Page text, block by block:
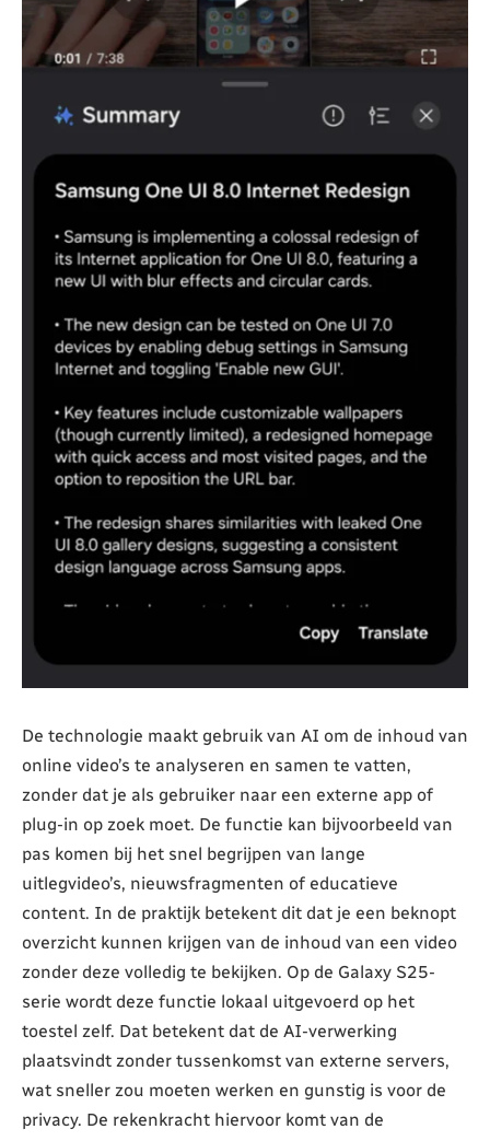
De technologie maakt gebruik van AI om de inhoud van
online video’s te analyseren en samen te vatten,
zonder dat je als gebruiker naar een externe app of
plug-in op zoek moet. De functie kan bijvoorbeeld van
pas komen bij het snel begrijpen van lange
uitlegvideo’s, nieuwsfragmenten of educatieve
content. In de praktijk betekent dit dat je een beknopt
overzicht kunnen krijgen van de inhoud van een video
zonder deze volledig te bekijken. Op de Galaxy S25-
serie wordt deze functie lokaal uitgevoerd op het
toestel zelf. Dat betekent dat de AI-verwerking
plaatsvindt zonder tussenkomst van externe servers,
wat sneller zou moeten werken en gunstig is voor de
privacy. De rekenkracht hiervoor komt van de